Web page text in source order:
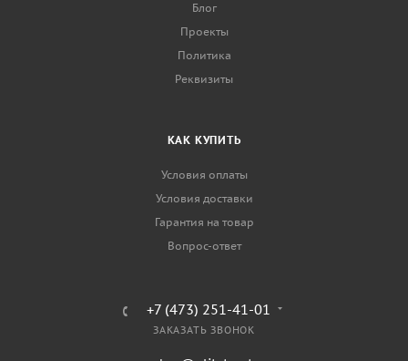
Блог
Проекты
Политика
Реквизиты
КАК КУПИТЬ
Условия оплаты
Условия доставки
Гарантия на товар
Вопрос-ответ
+7 (473) 251-41-01
ЗАКАЗАТЬ ЗВОНОК